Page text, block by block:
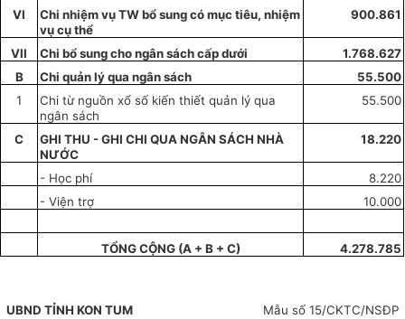
VI
Chi nhiệm vụ TW bổ sung cómục tiêu, nhiệm
vụ cụ thể
900.861
VII Chi bổ sung cho ngân sách cấp dưới
1.768.627
B
Chi quản lý qua ngân sách 55.500
1
Chi từ nguồn xổ số kiến thiết quản lý qua
ngân sách
55.500
C
GHI THU - GHI CHI QUA NGÂN SÁCH NHÀ
NƯỚC
18.220
- Học phí
8.220
- Viện trợ
10.000
TỔNG CỘNG (A + B + C) 4.278.785
UBND TỈNHKON TUM Mẫu số 15/CKTC/NSĐP